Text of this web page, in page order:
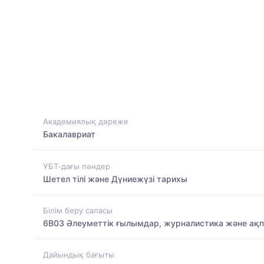
Академиялық дәреже
Бакалавриат
ҰБТ-дағы пәндер
Шетел тілі және Дүниежүзі тарихы
Білім беру саласы
6B03 Әлеуметтік ғылымдар, журналистика және
Дайындық бағыты